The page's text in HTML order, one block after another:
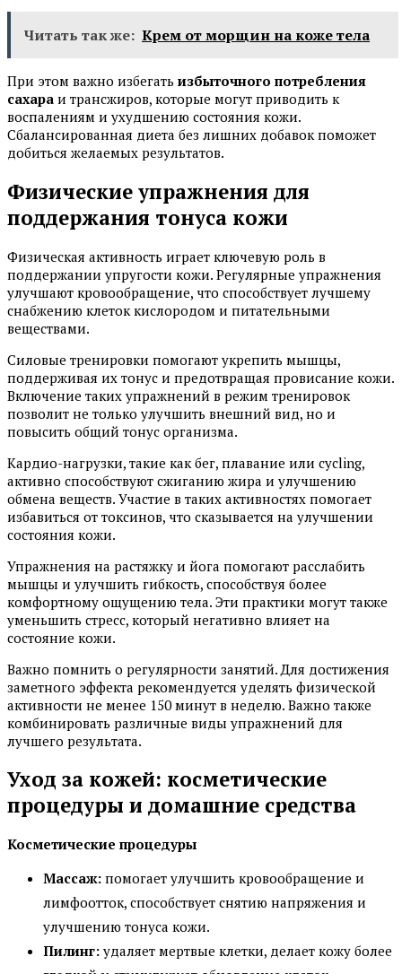
Читать так же: Крем от морщин на коже тела
При этом важно избегать избыточного потребления
сахара и трансжиров, которые могут приводить к
воспалениям и ухудшению состояния кожи.
Сбалансированная диета без лишних добавок поможет
добиться желаемых результатов.
Физические упражнения для
поддержания тонуса кожи
Физическая активность играет ключевую роль в
поддержании упругости кожи. Регулярные упражнения
улучшают кровообращение, что способствует лучшему
снабжению клеток кислородом и питательными
веществами.
Силовые тренировки помогают укрепить мышцы,
поддерживая их тонус и предотвращая провисание кожи.
Включение таких упражнений в режим тренировок
позволит не только улучшить внешний вид, но и
повысить общий тонус организма.
Кардио-нагрузки, такие как бег, плавание или cycling,
активно способствуют сжиганию жира и улучшению
обмена веществ. Участие в таких активностях помогает
избавиться от токсинов, что сказывается на улучшении
состояния кожи.
Упражнения на растяжку и йога помогают расслабить
мышцы и улучшить гибкость, способствуя более
комфортному ощущению тела. Эти практики могут также
уменьшить стресс, который негативно влияет на
состояние кожи.
Важно помнить о регулярности занятий. Для достижения
заметного эффекта рекомендуется уделять физической
активности не менее 150 минут в неделю. Важно также
комбинировать различные виды упражнений для
лучшего результата.
Уход за кожей: косметические
процедуры и домашние средства
Косметические процедуры
Массаж: помогает улучшить кровообращение и
лимфоотток, способствует снятию напряжения и
улучшению тонуса кожи.
Пилинг: удаляет мертвые клетки, делает кожу более